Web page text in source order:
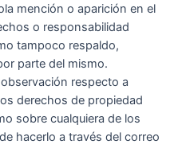
mención o aparición en el
o responsabilidad
tampoco respaldo,
parte del mismo.
respecto a
derechos de propiedad
sobre cualquiera de los
hacerlo a través del correo